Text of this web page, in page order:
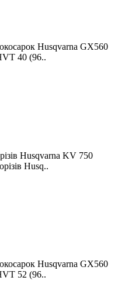
Husqvarna GX560
40 (96..
Husqvarna KV 750
Husq..
Husqvarna GX560
52 (96..